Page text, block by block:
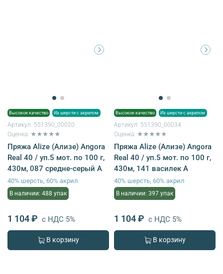
Высокое качество Из шерсти с акрилом
Артикул: 551390_00020
Оценка: ★★★★★
Пряжа Alize (Ализе) Angora
Real 40 / уп.5 мот. по 100 г,
430м, 087 средне-серый A
40% шерсть, 60% акрил
В наличии: 488 упак
1 104 ₽ с НДС 5%
В корзину
Высокое качество Из шерсти с акрилом
Артикул: 551390_00034
Оценка: ★★★★★
Пряжа Alize (Ализе) Angora
Real 40 / уп.5 мот. по 100 г,
430м, 141 василек A
40% шерсть, 60% акрил
В наличии: 397 упак
1 104 ₽ с НДС 5%
В корзину